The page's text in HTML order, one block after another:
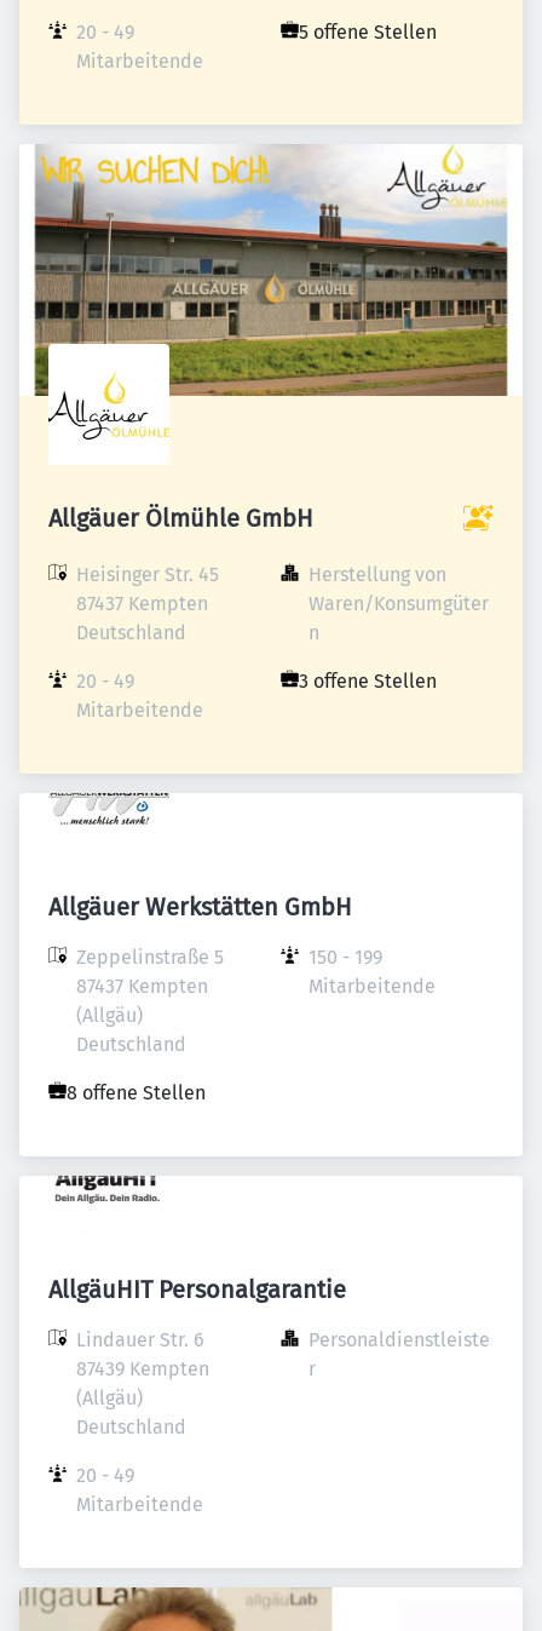
20 - 49
Mitarbeitende
5 offene Stellen
Allgäuer Ölmühle GmbH
Heisinger Str. 45
87437 Kempten
Deutschland
Herstellung von
Waren/Konsumgüter
n
20 - 49
Mitarbeitende
3 offene Stellen
Allgäuer Werkstätten GmbH
Zeppelinstraße 5
87437 Kempten
(Allgäu)
Deutschland
150 - 199
Mitarbeitende
8 offene Stellen
AllgäuHIT Personalgarantie
Lindauer Str. 6
87439 Kempten
(Allgäu)
Deutschland
Personaldienstleiste
r
20 - 49
Mitarbeitende